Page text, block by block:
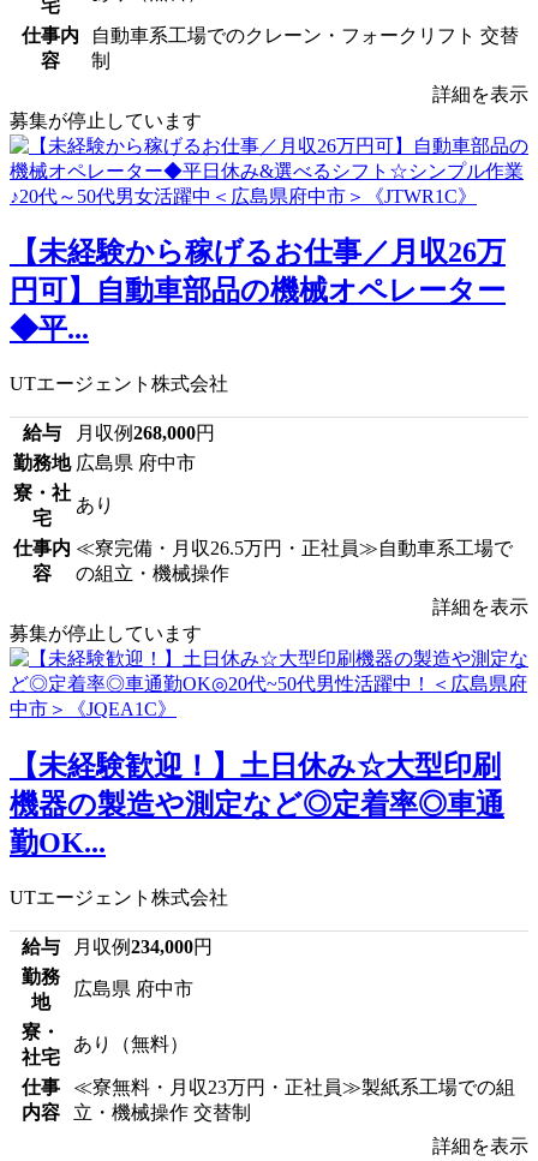
宅
仕事内
容
自動車系工場でのクレーン・フォークリフト 交替
制
詳細を表示
募集が停止しています
【未経験から稼げるお仕事／月収26万
円可】自動車部品の機械オペレーター
◆平...
UTエージェント株式会社
給与 月収例268,000円
勤務地 広島県 府中市
寮・社
宅
あり
仕事内
容
≪寮完備・月収26.5万円・正社員≫自動車系工場で
の組立・機械操作
詳細を表示
募集が停止しています
【未経験歓迎！】土日休み☆大型印刷
機器の製造や測定など◎定着率◎車通
勤OK...
UTエージェント株式会社
給与 月収例234,000円
勤務
地
広島県 府中市
寮・
社宅
あり（無料）
仕事
内容
≪寮無料・月収23万円・正社員≫製紙系工場での組
立・機械操作 交替制
詳細を表示